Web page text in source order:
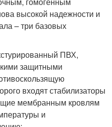
высокой надежности и
– три базовых
ПВХ,
защитными
входят стабилизаторы
мембранным кровлям
и